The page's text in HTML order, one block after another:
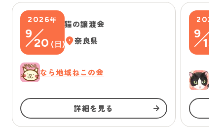
2026年
9
20 ( 日)
猫の譲渡会
奈良県
なら地域ねこの会
詳細を見る
2026
9
13
ゆ